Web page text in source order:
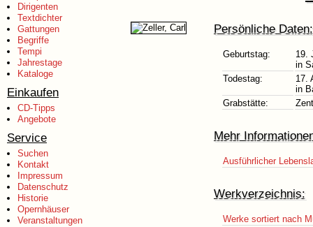
Dirigenten
Textdichter
Gattungen
Begriffe
Tempi
Jahrestage
Kataloge
Einkaufen
CD-Tipps
Angebote
Service
Suchen
Kontakt
Impressum
Datenschutz
Historie
Opernhäuser
Veranstaltungen
Persönliche Daten:
Geburtstag:
19.
in
Todestag:
17.
in
Grabstätte:
Mehr
Ausführlicher
Werkverzeichnis:
Werke sortiert nach